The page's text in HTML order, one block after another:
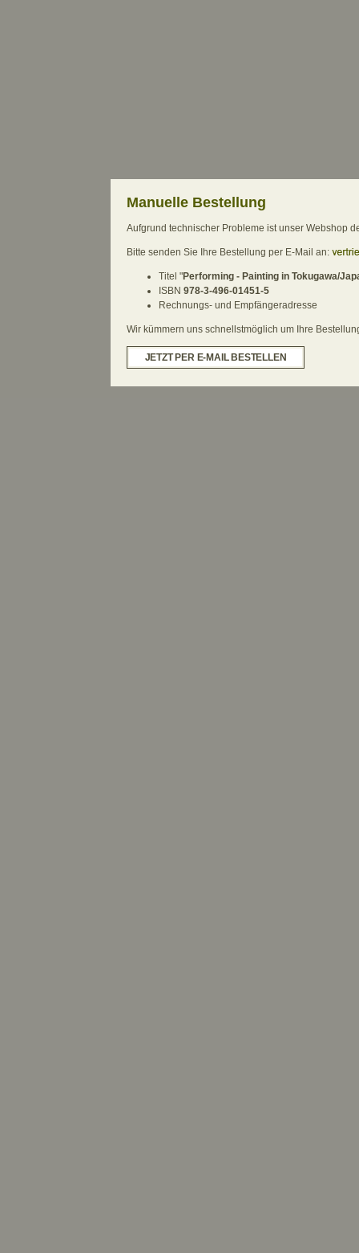
Manuelle Bestellung
Aufgrund technischer Probleme ist unser Webshop
Bitte senden Sie Ihre Bestellung per E-Mail an:
Titel "Performing - Painting in Tokugawa/
ISBN 978-3-496-01451-5
Rechnungs- und Empfängeradresse
Wir kümmern uns schnellstmöglich um Ihre
JETZT PER E-MAIL BESTELLEN